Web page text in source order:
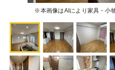
※本画像はAIにより家具・小